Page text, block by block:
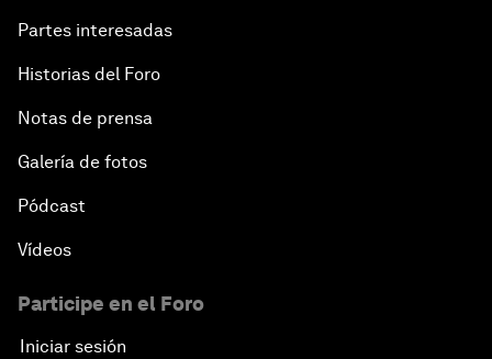
Partes interesadas
Historias del Foro
Notas de prensa
Galería de fotos
Pódcast
Vídeos
Participe en el Foro
Iniciar sesión